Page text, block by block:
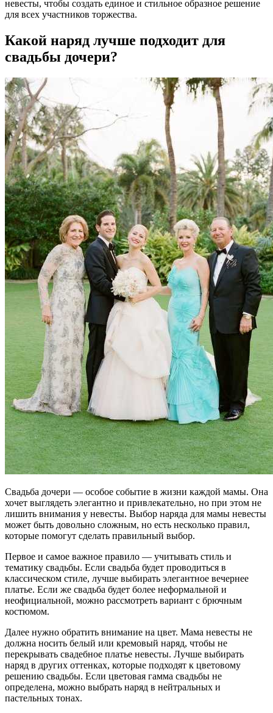
невесты, чтобы создать единое и стильное образное решение
для всех участников торжества.
Какой наряд лучше подходит для
свадьбы дочери?
Свадьба дочери — особое событие в жизни каждой мамы. Она
хочет выглядеть элегантно и привлекательно, но при этом не
лишить внимания у невесты. Выбор наряда для мамы невесты
может быть довольно сложным, но есть несколько правил,
которые помогут сделать правильный выбор.
Первое и самое важное правило — учитывать стиль и
тематику свадьбы. Если свадьба будет проводиться в
классическом стиле, лучше выбирать элегантное вечернее
платье. Если же свадьба будет более неформальной и
неофициальной, можно рассмотреть вариант с брючным
костюмом.
Далее нужно обратить внимание на цвет. Мама невесты не
должна носить белый или кремовый наряд, чтобы не
перекрывать свадебное платье невесты. Лучше выбирать
наряд в других оттенках, которые подходят к цветовому
решению свадьбы. Если цветовая гамма свадьбы не
определена, можно выбрать наряд в нейтральных и
пастельных тонах.